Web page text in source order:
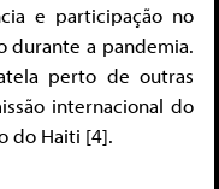
e participação no
durante a pandemia.
perto de outras
internacional do
do Haiti [4].